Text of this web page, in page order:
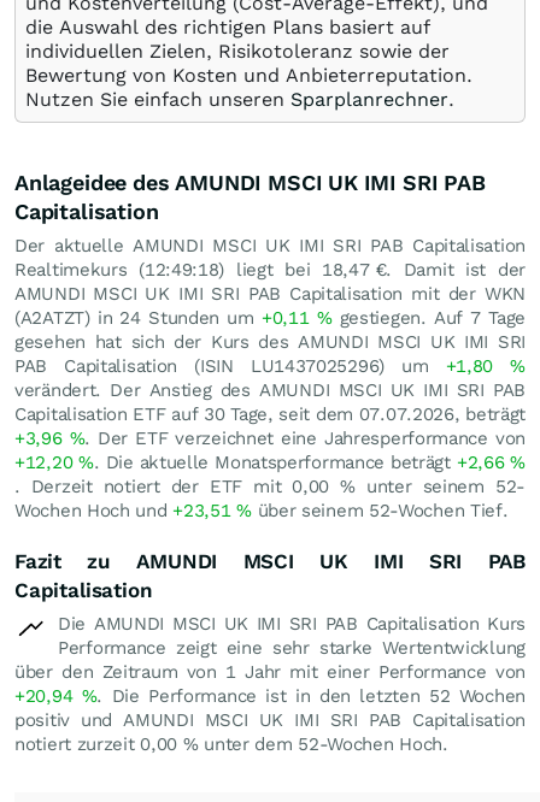
die Auswahl des richtigen Plans basiert auf
individuellen Zielen, Risikotoleranz sowie der
Bewertung von Kosten und Anbieterreputation.
Nutzen Sie einfach unseren Sparplanrechner.
Anlageidee des AMUNDI MSCI UK IMI SRI PAB
Capitalisation
Der aktuelle AMUNDI MSCI UK IMI SRI PAB Capitalisation
Realtimekurs (12:49:18) liegt bei 18,47 €. Damit ist der
AMUNDI MSCI UK IMI SRI PAB Capitalisation mit der WKN
(A2ATZT) in 24 Stunden um +0,11 %gestiegen. Auf 7 Tage
gesehen hat sich der Kurs des AMUNDI MSCI UK IMI SRI
PAB Capitalisation (ISIN LU1437025296) um +1,80%
verändert. Der Anstieg des AMUNDI MSCI UK IMI SRI PAB
Capitalisation ETF auf 30 Tage, seit dem 07.07.2026, beträgt
+3,96 %. Der ETF verzeichnet eine Jahresperformance von
+12,20%. Die aktuelle Monatsperformance beträgt +2,66%
. Derzeit notiert der ETF mit 0,00%unter seinem 52-
Wochen Hoch und +23,51%über seinem 52-Wochen Tief.
Fazit zu AMUNDI MSCI UK IMI SRI PAB
Capitalisation
Die AMUNDI MSCI UK IMI SRI PAB Capitalisation Kurs
Performance zeigt eine sehr starke Wertentwicklung
über den Zeitraum von 1 Jahr mit einer Performance von
+20,94 %. Die Performance ist in den letzten 52 Wochen
positiv und AMUNDI MSCI UK IMI SRI PAB Capitalisation
notiert zurzeit 0,00 %unter dem 52-Wochen Hoch.